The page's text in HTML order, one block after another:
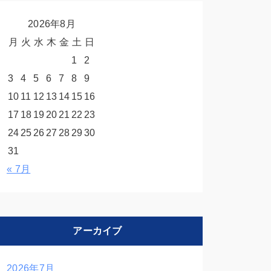
2026年8月
月 火 水 木 金 土 日
1
2
3
4 5 6 7 8
9
10 11 12 13 14 15 16
17 18 19 20 21 22 23
24 25 26 27 28 2930
31
« 7月
アーカイブ
2026年7月